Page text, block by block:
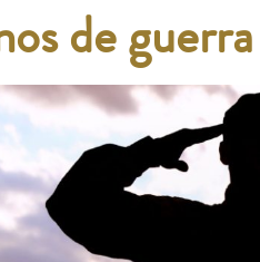
de guerra